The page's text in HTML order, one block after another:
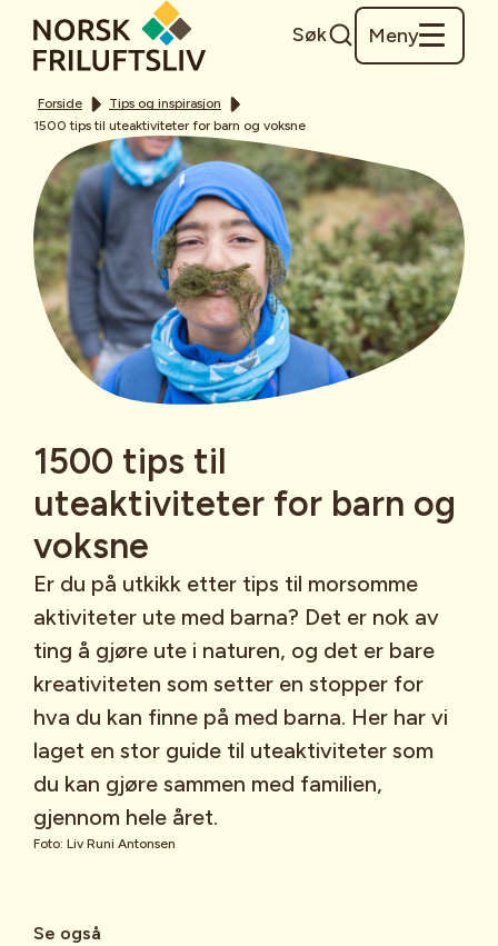
Søk Meny
Forside
Tips og inspirasjon
1500 tips til uteaktiviteter for barn og voksne
1500 tips til
uteaktiviteter for barn og
voksne
Er du på utkikk etter tips til morsomme
aktiviteter ute med barna? Det er nok av
ting å gjøre ute i naturen, og det er bare
kreativiteten som setter en stopper for
hva du kan finne på med barna. Her har vi
laget en stor guide til uteaktiviteter som
du kan gjøre sammen med familien,
gjennom hele året.
Foto: Liv Runi Antonsen
Se også